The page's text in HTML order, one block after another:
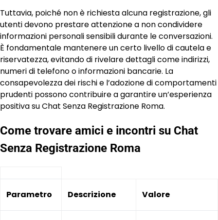
Tuttavia, poiché non è richiesta alcuna registrazione, gli
utenti devono prestare attenzione a non condividere
informazioni personali sensibili durante le conversazioni.
È fondamentale mantenere un certo livello di cautela e
riservatezza, evitando di rivelare dettagli come indirizzi,
numeri di telefono o informazioni bancarie. La
consapevolezza dei rischi e l’adozione di comportamenti
prudenti possono contribuire a garantire un’esperienza
positiva su Chat Senza Registrazione Roma.
Come trovare amici e incontri su Chat
Senza Registrazione Roma
Parametro Descrizione Valore